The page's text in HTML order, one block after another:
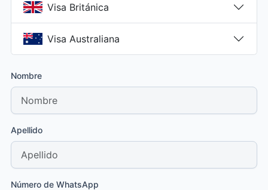
Visa Británica
Visa Australiana
Nombre
Apellido
Número de WhatsApp